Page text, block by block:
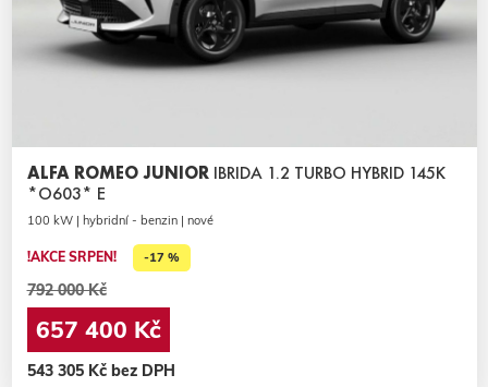
ALFA ROMEO JUNIOR IBRIDA 1.2 TURBO HYBRID 145K
*O603* E
100 kW | hybridní - benzin | nové
!AKCE SRPEN! -17 %
792 000 Kč
657 400 Kč
543 305 Kč bez DPH